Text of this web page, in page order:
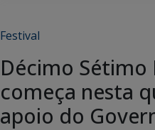
Festival
Décimo Sétimo
começa nesta
apoio do